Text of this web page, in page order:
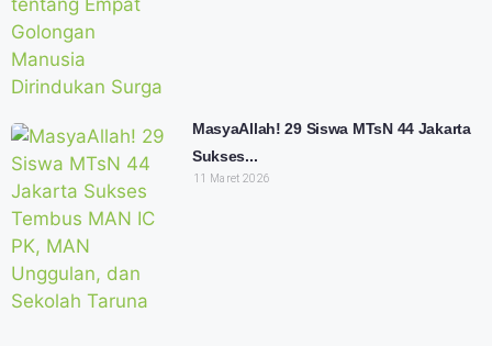
MasyaAllah! 29 Siswa MTsN 44 Jakarta
Sukses...
11 Maret 2026